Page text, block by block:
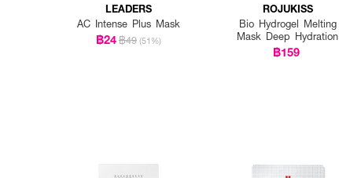
LEADERS
AC Intense Plus Mask
฿24฿49 (51%)
ROJUKISS
Bio Hydrogel Melting
Mask Deep Hydration
฿159